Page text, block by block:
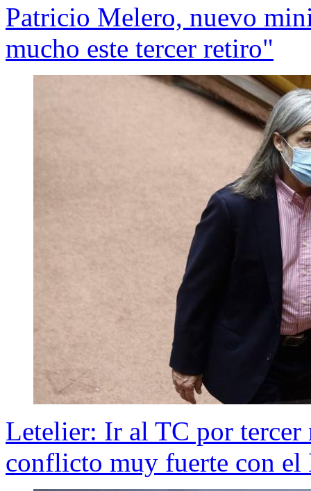
Patricio Melero, nuevo
mucho este tercer retiro"
Letelier: Ir al TC por tercer
conflicto muy fuerte con